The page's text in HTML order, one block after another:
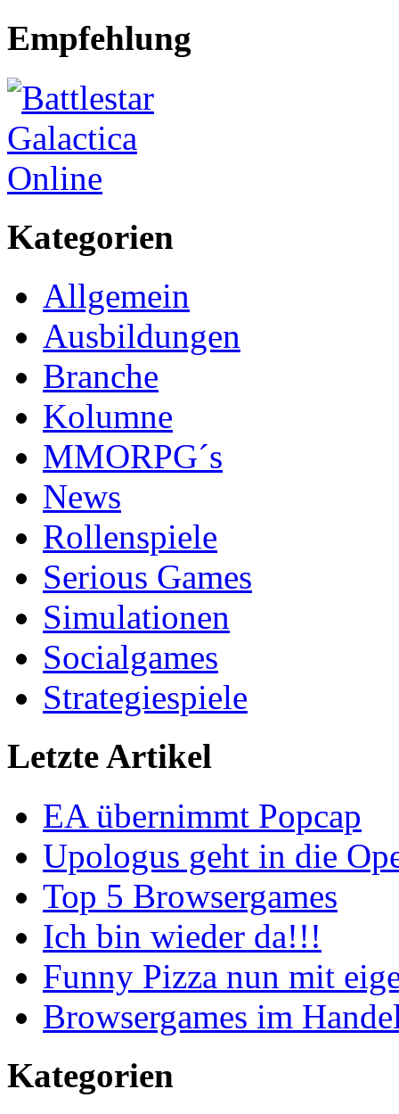
Empfehlung
Kategorien
Allgemein
Ausbildungen
Branche
Kolumne
MMORPG´s
News
Rollenspiele
Serious Games
Simulationen
Socialgames
Strategiespiele
Letzte Artikel
EA übernimmt Popcap
Upologus geht in die
Top 5 Browsergames
Ich bin wieder da!!!
Funny Pizza nun mit
Browsergames im
Kategorien